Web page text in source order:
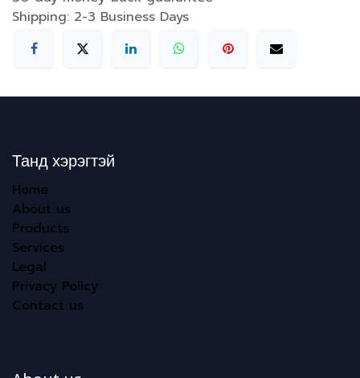
Shipping: 2-3 Business Days
Танд хэрэгтэй
Home
About us
Products
Services
Legal
Privacy Policy
Contact us